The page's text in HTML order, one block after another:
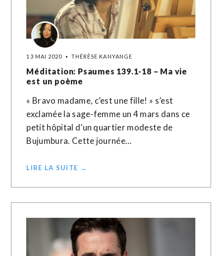
13 MAI 2020 THÉRÈSE KANYANGE
Méditation: Psaumes 139.1-18 – Ma vie
est un poème
« Bravo madame, c’est une fille! » s’est
exclamée la sage-femme un 4 mars dans ce
petit hôpital d’un quartier modeste de
Bujumbura. Cette journée…
LIRE LA SUITE →